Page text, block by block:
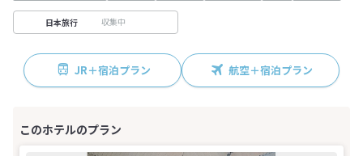
日本旅行 収集中
JR＋宿泊プラン 航空＋宿泊プラン